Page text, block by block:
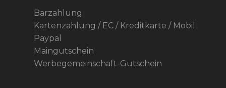
Barzahlung
Kartenzahlung / EC / Kreditkarte / Mobil
Paypal
Maingutschein
Werbegemeinschaft-Gutschein